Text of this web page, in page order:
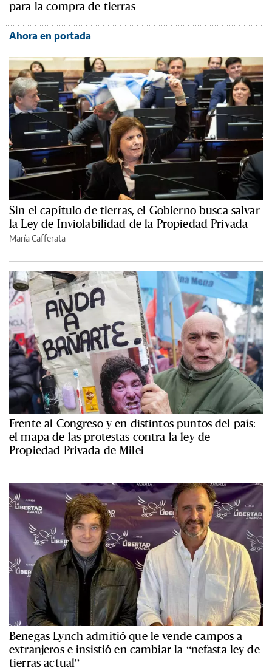
para la compra de tierras
Ahora en portada
Sin el capítulo de tierras, el Gobierno busca salvar
la Ley de Inviolabilidad de la Propiedad Privada
María Cafferata
Frente al Congreso y en distintos puntos del país:
el mapa de las protestas contra la ley de
Propiedad Privada de Milei
Benegas Lynch admitió que le vende campos a
extranjeros e insistió en cambiar la “nefasta ley de
tierras actual”